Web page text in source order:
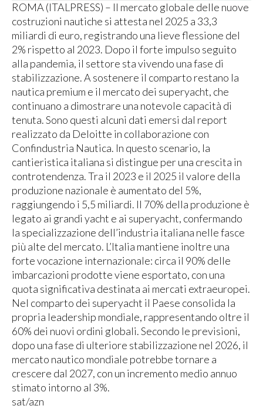
ROMA (ITALPRESS) – Il mercato globale delle nuove
costruzioni nautiche si attesta nel 2025 a 33,3
miliardi di euro, registrando una lieve flessione del
2% rispetto al 2023. Dopo il forte impulso seguito
alla pandemia, il settore sta vivendo una fase di
stabilizzazione. A sostenere il comparto restano la
nautica premium e il mercato dei superyacht, che
continuano a dimostrare una notevole capacità di
tenuta. Sono questi alcuni dati emersi dal report
realizzato da Deloitte in collaborazione con
Confindustria Nautica. In questo scenario, la
cantieristica italiana si distingue per una crescita in
controtendenza. Tra il 2023 e il 2025 il valore della
produzione nazionale è aumentato del 5%,
raggiungendo i 5,5 miliardi. Il 70% della produzione è
legato ai grandi yacht e ai superyacht, confermando
la specializzazione dell’industria italiana nelle fasce
più alte del mercato. L’Italia mantiene inoltre una
forte vocazione internazionale: circa il 90% delle
imbarcazioni prodotte viene esportato, con una
quota significativa destinata ai mercati extraeuropei.
Nel comparto dei superyacht il Paese consolida la
propria leadership mondiale, rappresentando oltre il
60% dei nuovi ordini globali. Secondo le previsioni,
dopo una fase di ulteriore stabilizzazione nel 2026, il
mercato nautico mondiale potrebbe tornare a
crescere dal 2027, con un incremento medio annuo
stimato intorno al 3%.
sat/azn